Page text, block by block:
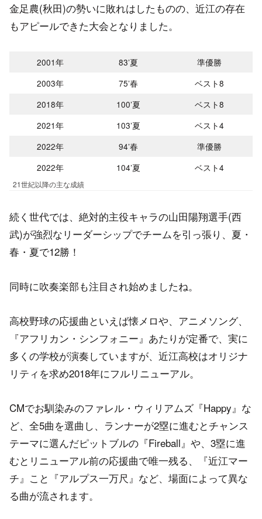
金足農(秋田)の勢いに敗れはしたものの、近江の存在
もアピールできた大会となりました。
2001年 83’夏
準優勝
2003年
75’春
ベスト8
2018年
100’夏
ベスト8
2021年
103’夏
ベスト4
2022年
94’春
準優勝
2022年
104’夏 ベスト4
21世紀以降の主な成績
続く世代では、絶対的主役キャラの山田陽翔選手(西
武)が強烈なリーダーシップでチームを引っ張り、夏・
春・夏で12勝！
同時に吹奏楽部も注目され始めましたね。
高校野球の応援曲といえば懐メロや、アニメソング、
『アフリカン・シンフォニー』あたりが定番で、実に
多くの学校が演奏していますが、近江高校はオリジナ
リティを求め2018年にフルリニューアル。
CMでお馴染みのファレル・ウィリアムズ『Happy』な
ど、全5曲を選曲し、ランナーが2塁に進むとチャンス
テーマに選んだピットブルの『Fireball』や、3塁に進
むとリニューアル前の応援曲で唯一残る、『近江マー
チ』こと『アルプス一万尺』など、場面によって異な
る曲が流されます。